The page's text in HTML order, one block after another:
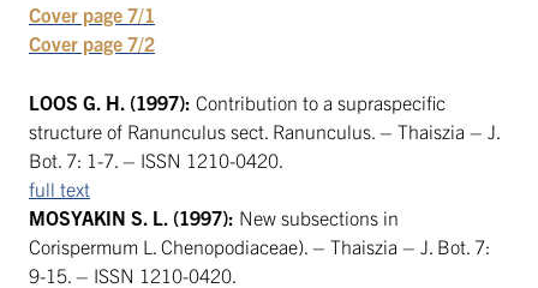
Cover page 7/1
Cover page 7/2
LOOS G. H. (1997): Contribution to a supraspecific
structure of Ranunculus sect. Ranunculus. – Thaiszia – J.
Bot. 7: 1-7. – ISSN 1210-0420.
full text
MOSYAKIN S. L. (1997): New subsections in
Corispermum L. Chenopodiaceae). – Thaiszia – J. Bot. 7:
9-15. – ISSN 1210-0420.